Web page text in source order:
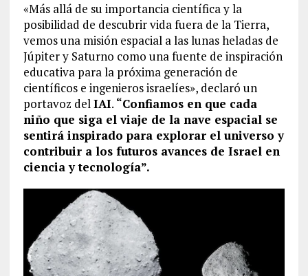
«Más allá de su importancia científica y la
posibilidad de descubrir vida fuera de la Tierra,
vemos una misión espacial a las lunas heladas de
Júpiter y Saturno como una fuente de inspiración
educativa para la próxima generación de
científicos e ingenieros israelíes», declaró un
portavoz delIAI. “Confiamos en que cada
niño que siga el viaje de la nave espacial se
sentirá inspirado para explorar el universo y
contribuir a los futuros avances de Israel en
ciencia y tecnología”.